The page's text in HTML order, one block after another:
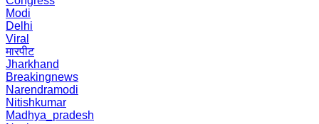
Modi
Delhi
Viral
मारपीट
Jharkhand
Breakingnews
Narendramodi
Nitishkumar
Madhya_pradesh